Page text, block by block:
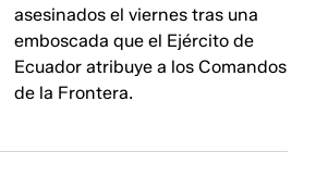
asesinados el viernes tras una
emboscada que el Ejército de
Ecuador atribuye a los Comandos
de la Frontera.